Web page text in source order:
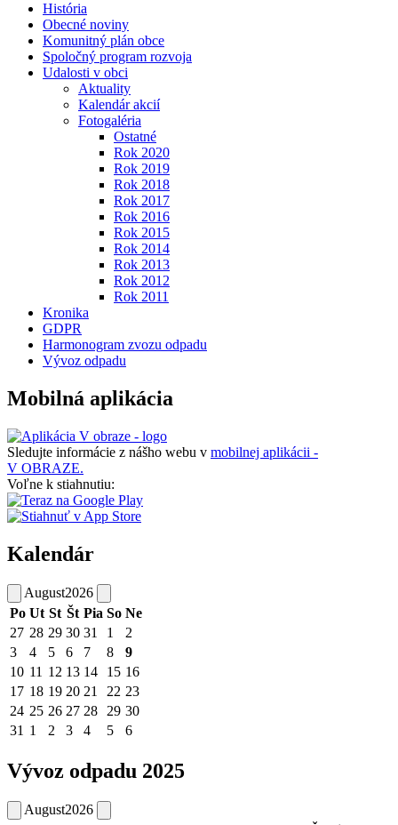
História
Obecné noviny
Komunitný plán obce
Spoločný program rozvoja
Udalosti v obci
Aktuality
Kalendár akcií
Fotogaléria
Ostatné
Rok 2020
Rok 2019
Rok 2018
Rok 2017
Rok 2016
Rok 2015
Rok 2014
Rok 2013
Rok 2012
Rok 2011
Kronika
GDPR
Harmonogram zvozu odpadu
Vývoz odpadu
Mobilná aplikácia
Sledujte informácie z nášho webu v mobilnej aplikácii -
V OBRAZE.
Voľne k stiahnutiu:
Kalendár
August2026
Po Ut St Št Pia So Ne
27 28 29 30 31 1
2
3
4 5 6 7 8
9
10 11 12 13 14 15 16
17 18 19 20 21 22 23
24 25 26 27 28 29 30
31 1 2 3 4 5 6
Vývoz odpadu 2025
August2026